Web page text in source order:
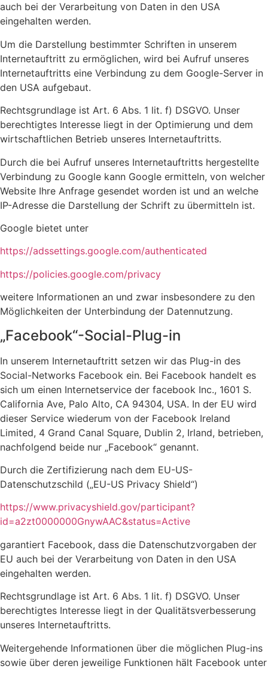
auch bei der Verarbeitung von Daten in den USA
eingehalten werden.
Um die Darstellung bestimmter Schriften in unserem
Internetauftritt zu ermöglichen, wird bei Aufruf unseres
Internetauftritts eine Verbindung zu dem Google-Server in
den USA aufgebaut.
Rechtsgrundlage ist Art. 6 Abs. 1 lit. f) DSGVO. Unser
berechtigtes Interesse liegt in der Optimierung und dem
wirtschaftlichen Betrieb unseres Internetauftritts.
Durch die bei Aufruf unseres Internetauftritts hergestellte
Verbindung zu Google kann Google ermitteln, von welcher
Website Ihre Anfrage gesendet worden ist und an welche
IP-Adresse die Darstellung der Schrift zu übermitteln ist.
Google bietet unter
https://adssettings.google.com/authenticated
https://policies.google.com/privacy
weitere Informationen an und zwar insbesondere zu den
Möglichkeiten der Unterbindung der Datennutzung.
„Facebook“-Social-Plug-in
In unserem Internetauftritt setzen wir das Plug-in des
Social-Networks Facebook ein. Bei Facebook handelt es
sich um einen Internetservice der facebook Inc., 1601 S.
California Ave, Palo Alto, CA 94304, USA. In der EU wird
dieser Service wiederum von der Facebook Ireland
Limited, 4 Grand Canal Square, Dublin 2, Irland, betrieben,
nachfolgend beide nur „Facebook“ genannt.
Durch die Zertifizierung nach dem EU-US-
Datenschutzschild („EU-US Privacy Shield“)
https://www.privacyshield.gov/participant?
id=a2zt0000000GnywAAC&status=Active
garantiert Facebook, dass die Datenschutzvorgaben der
EU auch bei der Verarbeitung von Daten in den USA
eingehalten werden.
Rechtsgrundlage ist Art. 6 Abs. 1 lit. f) DSGVO. Unser
berechtigtes Interesse liegt in der Qualitätsverbesserung
unseres Internetauftritts.
Weitergehende Informationen über die möglichen Plug-ins
sowie über deren jeweilige Funktionen hält Facebook unter